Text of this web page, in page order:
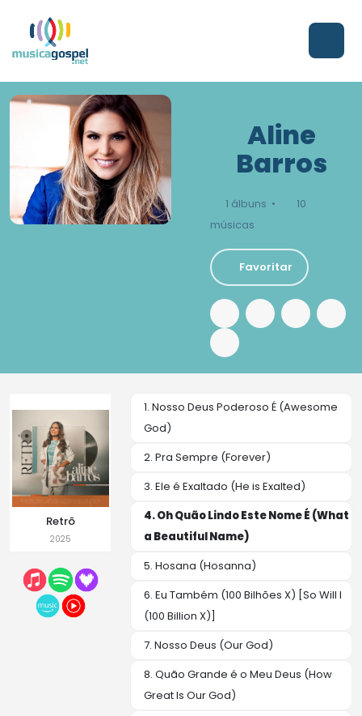
Aline
Barros
1 álbuns •
10
músicas
Favoritar
Retrô
2025
1. Nosso Deus Poderoso É (Awesome
God)
2. Pra Sempre (Forever)
3. Ele é Exaltado (He is Exalted)
4. Oh Quão Lindo Este Nome É (What
a Beautiful Name)
5. Hosana (Hosanna)
6. Eu Também (100 Bilhões X) [So Will I
(100 Billion X)]
7. Nosso Deus (Our God)
8. Quão Grande é o Meu Deus (How
Great Is Our God)